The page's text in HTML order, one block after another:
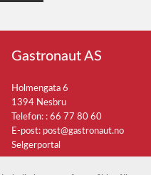
Gastronaut AS
Holmengata 6
1394 Nesbru
Telefon: : 66 77 80 60
E-post: post@gastronaut.no
Selgerportal